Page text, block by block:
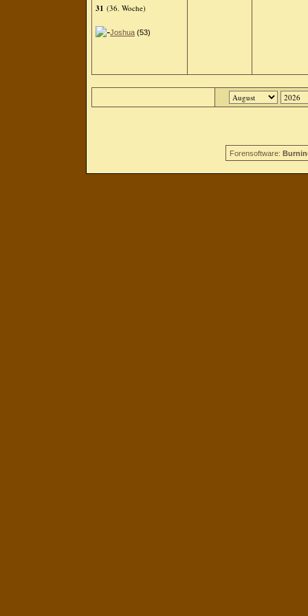
31 (36. Woche)
Joshua (53)
Forensoftware: